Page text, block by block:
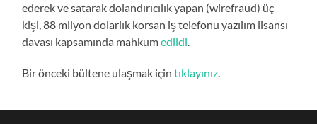
ederek ve satarak dolandırıcılık yapan (wirefraud) üç
kişi, 88 milyon dolarlık korsan iş telefonu yazılım lisansı
davası kapsamında mahkumedildi.
Bir önceki bültene ulaşmak içintıklayınız.